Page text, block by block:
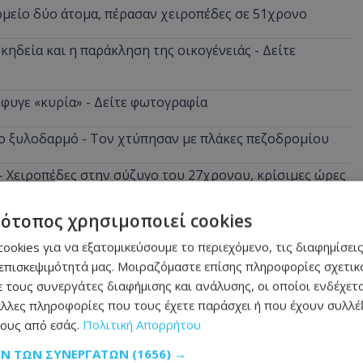
δύο άτομα, πέρασαν χειροπέδες σε 51χρονο
και η παράκληση της οικογένειάς - Δείτε
«κυρία» - Δείτε φωτογραφία
ξυλοδαρμό - Τον χτύπησαν με πλάκες πεζοδρομίου
στην σύζυγο του 27χρονου, κρίσιμες ώρες
στο πρόσωπο και του τα… έριξε πίσω – «Εσένα σ’
χρησιμοποιεί cookies
για να εξατομικεύσουμε το περιεχόμενο, τις
μας. Μοιραζόμαστε επίσης πληροφορίες
συνεργάτες διαφήμισης και ανάλυσης, οι οποίοι
πληροφορίες που τους έχετε παράσχει ή που έχουν
από εσάς. Πολιτική Απορρήτου
ΤΩΝ ΣΥΝΕΡΓΑΤΏΝ (1656) →